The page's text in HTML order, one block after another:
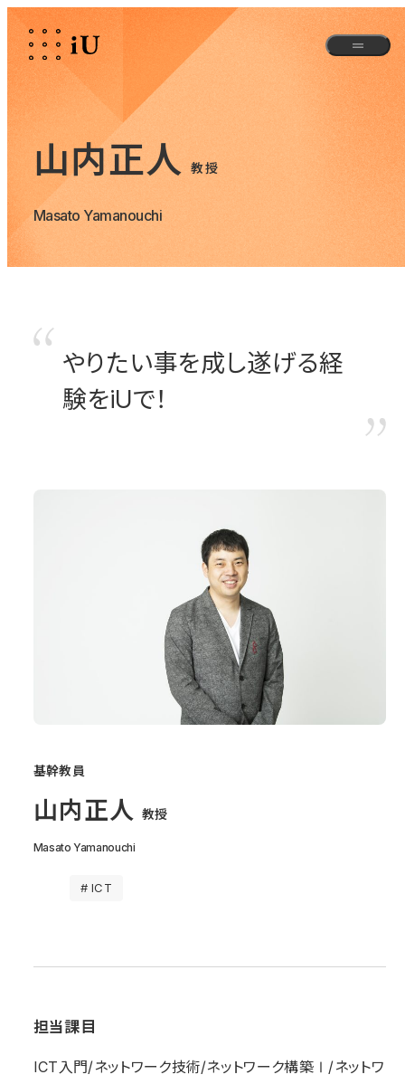
山内正人 教授
Masato Yamanouchi
基幹教員
山内正人 教授
Masato Yamanouchi
# ICT
やりたい事を成し遂げる経
験をiUで！
担当課目
ICT入門/ネットワーク技術/ネットワーク構築Ⅰ/ネットワ